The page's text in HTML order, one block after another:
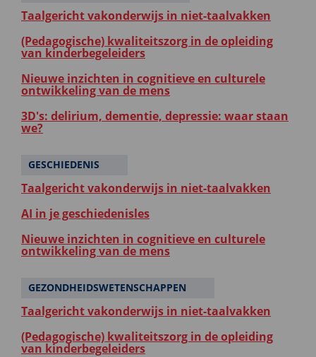
Taalgericht vakonderwijs in niet-taalvakken
(Pedagogische) kwaliteitszorg in de opleiding
van kinderbegeleiders
Nieuwe inzichten in cognitieve en culturele
ontwikkeling van de mens
3D's: delirium, dementie, depressie: waar staan
we?
GESCHIEDENIS
Taalgericht vakonderwijs in niet-taalvakken
AI in je geschiedenisles
Nieuwe inzichten in cognitieve en culturele
ontwikkeling van de mens
GEZONDHEIDSWETENSCHAPPEN
Taalgericht vakonderwijs in niet-taalvakken
(Pedagogische) kwaliteitszorg in de opleiding
van kinderbegeleiders